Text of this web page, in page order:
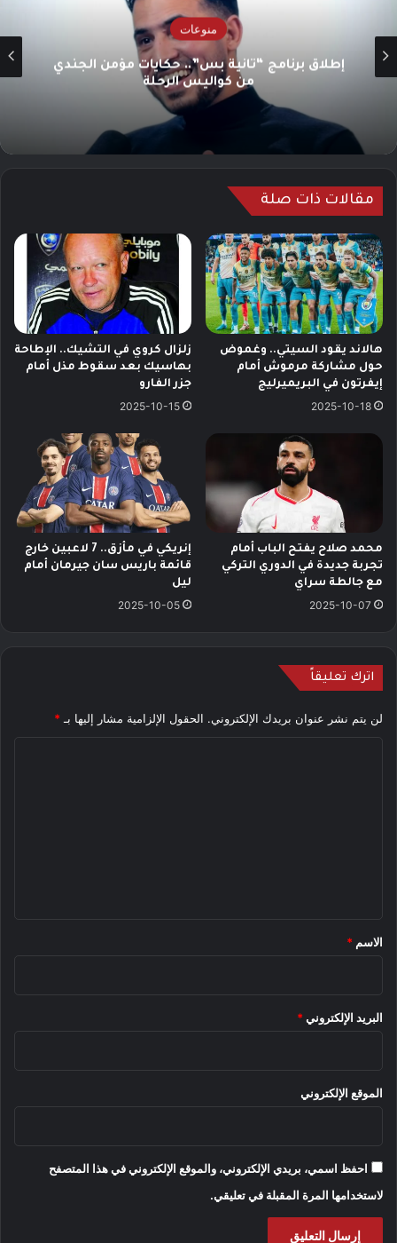
منوعات
إطلاق برنامج “ثانية بس”.. حكايات مؤمن الجندي
من كواليس الرحلة
مقالات ذات صلة
هالاند يقود السيتي.. وغموض
حول مشاركة مرموش أمام
إيفرتون في البريميرليج
2025-10-18
زلزال كروي في التشيك.. الإطاحة
بهاسيك بعد سقوط مذل أمام
جزر الفارو
2025-10-15
محمد صلاح يفتح الباب أمام
تجربة جديدة في الدوري التركي
مع جالطة سراي
2025-10-07
إنريكي في مأزق.. 7 لاعبين خارج
قائمة باريس سان جيرمان أمام
ليل
2025-10-05
اترك تعليقاً
لن يتم نشر عنوان بريدك الإلكتروني. الحقول الإلزامية مشار إليها بـ *
*
الاسم *
البريد الإلكتروني *
الموقع الإلكتروني
احفظ اسمي، بريدي الإلكتروني، والموقع الإلكتروني في هذا المتصفح
لاستخدامها المرة المقبلة في تعليقي.